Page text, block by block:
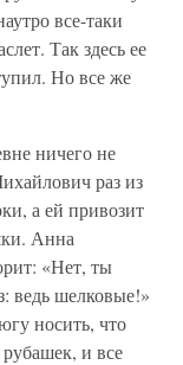
все-таки
Так здесь ее
Но все же
ничего не
раз из
а ей привозит
Анна
«Нет, ты
ведь шелковые!»
носить, что
и все